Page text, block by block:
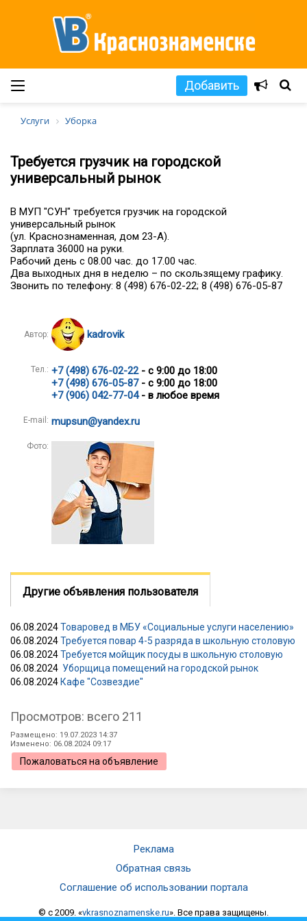
Добавить
Услуги Уборка
Требуется грузчик на городской
универсальный рынок
В МУП "СУН" требуется грузчик на городской
универсальный рынок
(ул. Краснознаменная, дом 23-А).
Зарплата 36000 на руки.
Рабочий день с 08.00 час. до 17.00 час.
Два выходных дня в неделю – по скользящему графику.
Звонить по телефону: 8 (498) 676-02-22; 8 (498) 676-05-87
Автор: kadrovik
Тел.: +7 (498) 676-02-22- с 9:00 до 18:00
+7 (498) 676-05-87- с 9:00 до 18:00
+7 (906) 042-77-04- в любое время
E-mail: mupsun@yandex.ru
Фото:
Другие объявления пользователя
06.08.2024Товаровед в МБУ «Социальные услуги населению»
06.08.2024Требуется повар 4-5 разряда в школьную столовую
06.08.2024Требуется мойщик посуды в школьную столовую
06.08.2024 Уборщица помещений на городской рынок
06.08.2024Кафе "Созвездие"
Просмотров: всего 211
Размещено: 19.07.2023 14:37
Изменено: 06.08.2024 09:17
Пожаловаться на объявление
Реклама
Обратная связь
Соглашение об использовании портала
© c 2009. «vkrasnoznamenske.ru». Все права защищены.